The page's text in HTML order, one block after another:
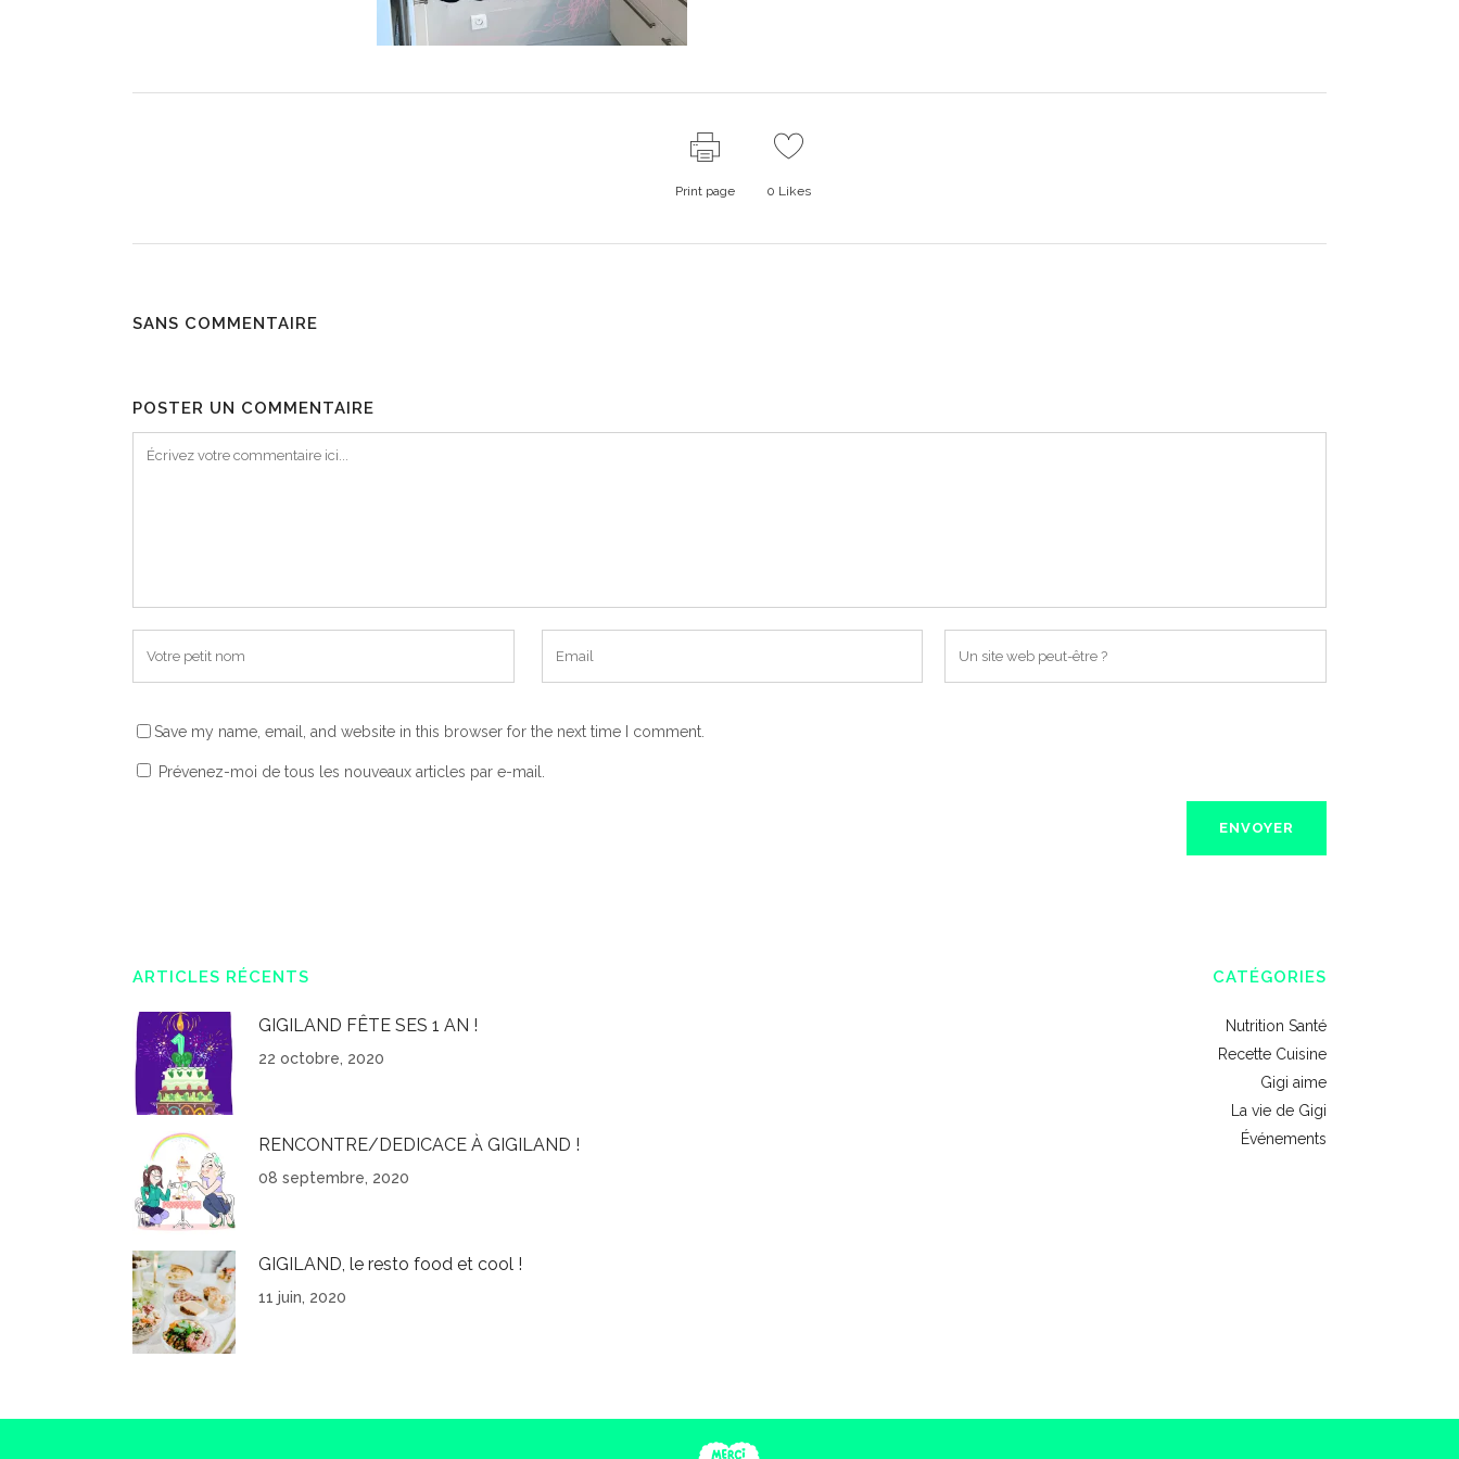
Print page 0 Likes
SANS COMMENTAIRE
POSTER UN COMMENTAIRE
Save my name, email, and website in this browser for the next time I comment.
Prévenez-moi de tous les nouveaux articles par e-mail.
ARTICLES RÉCENTS
GIGILAND FÊTE SES 1 AN !
22 octobre, 2020
RENCONTRE/DEDICACE À GIGILAND !
08 septembre, 2020
GIGILAND, le resto food et cool !
11 juin, 2020
CATÉGORIES
Nutrition Santé
Recette Cuisine
Gigi aime
La vie de Gigi
Événements